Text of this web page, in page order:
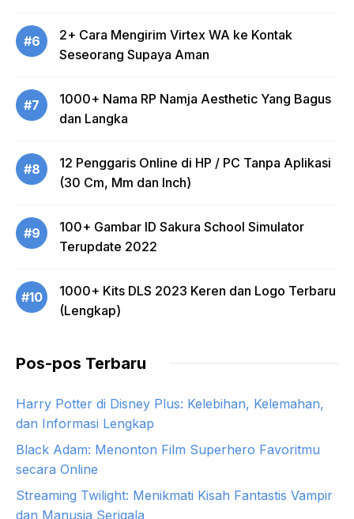
#6
2+ Cara Mengirim Virtex WA ke Kontak
Seseorang Supaya Aman
#7
1000+ Nama RP Namja Aesthetic Yang Bagus
dan Langka
#8
12 Penggaris Online di HP / PC Tanpa Aplikasi
(30 Cm, Mm dan Inch)
#9
100+ Gambar ID Sakura School Simulator
Terupdate 2022
#10
1000+ Kits DLS 2023 Keren dan Logo Terbaru
(Lengkap)
Pos-pos Terbaru
Harry Potter di Disney Plus: Kelebihan, Kelemahan,
dan Informasi Lengkap
Black Adam: Menonton Film Superhero Favoritmu
secara Online
Streaming Twilight: Menikmati Kisah Fantastis Vampir
dan Manusia Serigala